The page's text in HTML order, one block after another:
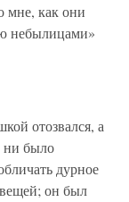
мне, как они
небылицами»
отозвался, а
ни было
дурное
он был